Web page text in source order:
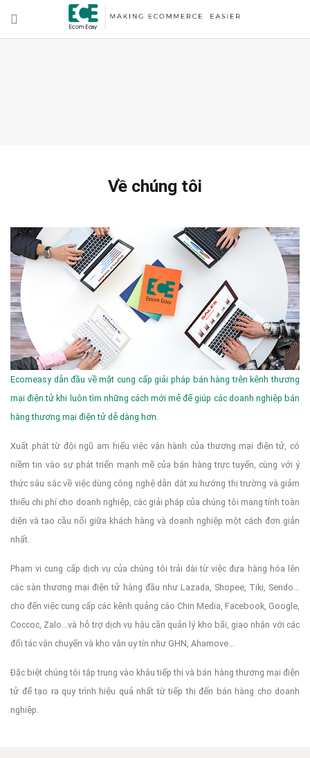
Về chúng tôi
Ecomeasy dẫn đầu về mặt cung cấp giải pháp bán hàng trên kênh thương
mại điện tử khi luôn tìm những cách mới mẻ để giúp các doanh nghiệp bán
hàng thương mại điện tử dễ dàng hơn.
Xuất phát từ đội ngũ am hiểu việc vận hành của thương mại điện tử, có
niềm tin vào sự phát triển mạnh mẽ của bán hàng trực tuyến, cùng với ý
thức sâu sắc về việc dùng công nghệ dẫn dắt xu hướng thị trường và giảm
thiểu chi phí cho doanh nghiệp, các giải pháp của chúng tôi mang tính toàn
diện và tạo cầu nối giữa khách hàng và doanh nghiệp một cách đơn giản
nhất.
Phạm vi cung cấp dịch vụ của chúng tôi trải dài từ việc đưa hàng hóa lên
các sàn thương mại điện tử hàng đầu như Lazada, Shopee, Tiki, Sendo...
cho đến việc cung cấp các kênh quảng cáo Chin Media, Facebook, Google,
Coccoc, Zalo...và hỗ trợ dịch vụ hậu cần quản lý kho bãi, giao nhận với các
đối tác vận chuyển và kho vận uy tín như GHN, Ahamove...
Đặc biệt chúng tôi tập trung vào khâu tiếp thị và bán hàng thương mại điện
tử để tạo ra quy trình hiệu quả nhất từ tiếp thị đến bán hàng cho doanh
nghiệp.